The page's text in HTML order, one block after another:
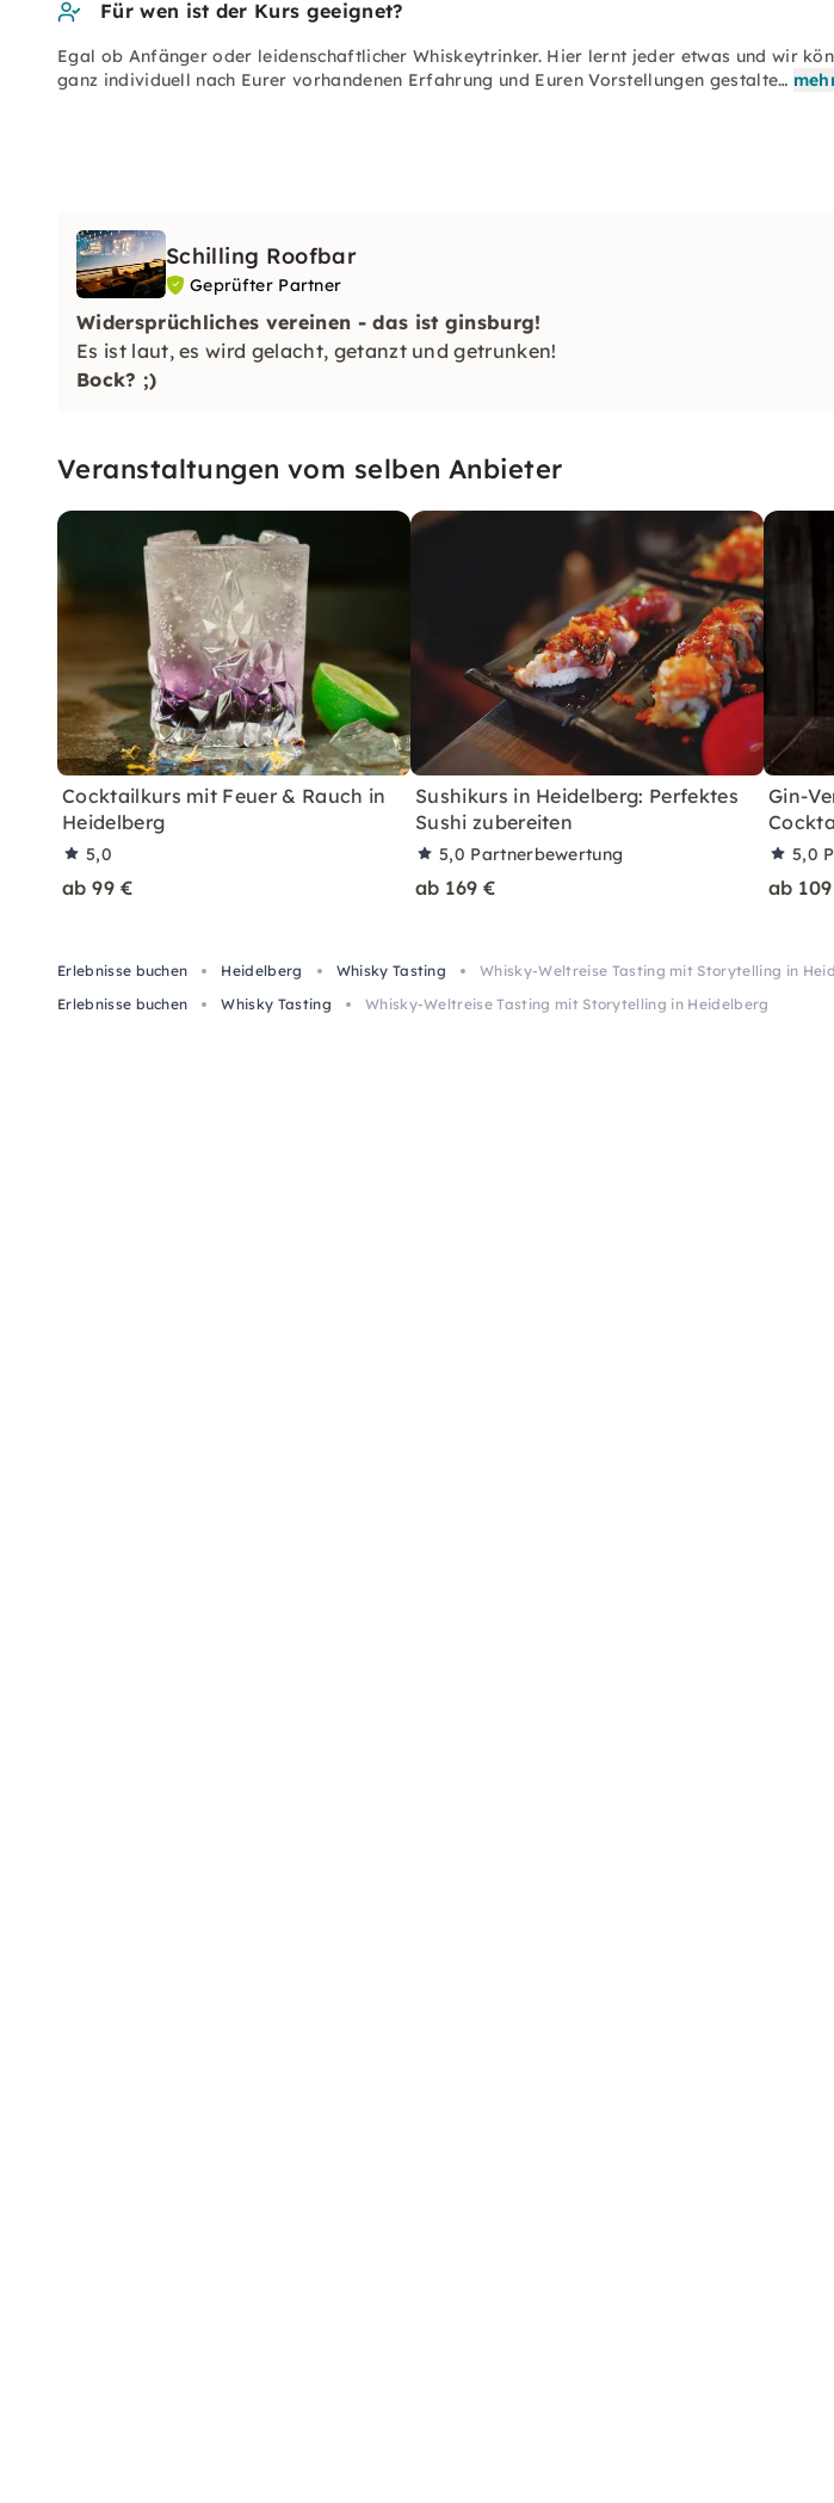
Für wen ist der Kurs geeignet?
Egal ob Anfänger oder leidenschaftlicher Whiskeytrinker. Hier lernt jeder etwas und wir
ganz individuell nach Eurer vorhandenen Erfahrung und Euren Vorstellungen gestalte…
Schilling Roofbar
Geprüfter Partner
Widersprüchliches vereinen - das ist ginsburg!
Es ist laut, es wird gelacht, getanzt und getrunken!
Bock? ;)
Veranstaltungen vom selben Anbieter
Cocktailkurs mit Feuer & Rauch in
Heidelberg
5,0
ab 99 €
Sushikurs in Heidelberg: Perfektes
Sushi zubereiten
5,0 Partnerbewertung
ab 169 €
Gin-
5,0
ab
Erlebnisse buchen Heidelberg Whisky Tasting
Whisky-Weltreise Tasting mit Storytelling in
Erlebnisse buchen
Whisky Tasting Whisky-Weltreise Tasting mit Storytelling in Heidelberg